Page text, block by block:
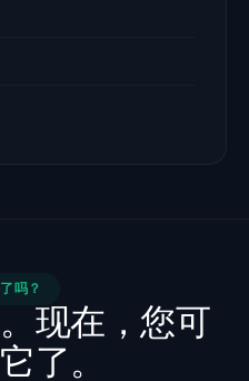
吗？
现在，您可
了。